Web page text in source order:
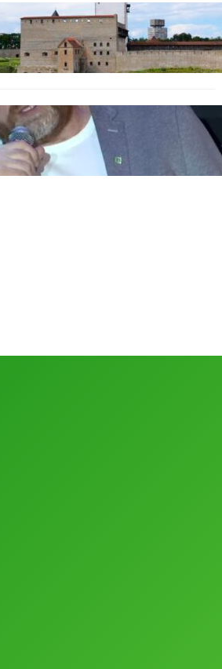
в Нарве: Plaan B Narva Linna
Новая жизнь для Нарвы!
BAZAR: Кандидатов по осени